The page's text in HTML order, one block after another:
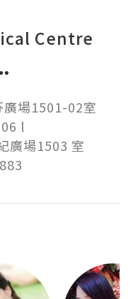
Centre
廣場1501-02室
l
廣場1503 室